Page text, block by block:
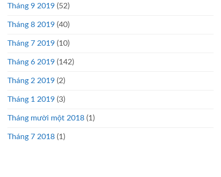
Tháng 9 2019 (52)
Tháng 8 2019 (40)
Tháng 7 2019 (10)
Tháng 6 2019 (142)
Tháng 2 2019 (2)
Tháng 1 2019 (3)
Tháng mười một 2018 (1)
Tháng 7 2018 (1)